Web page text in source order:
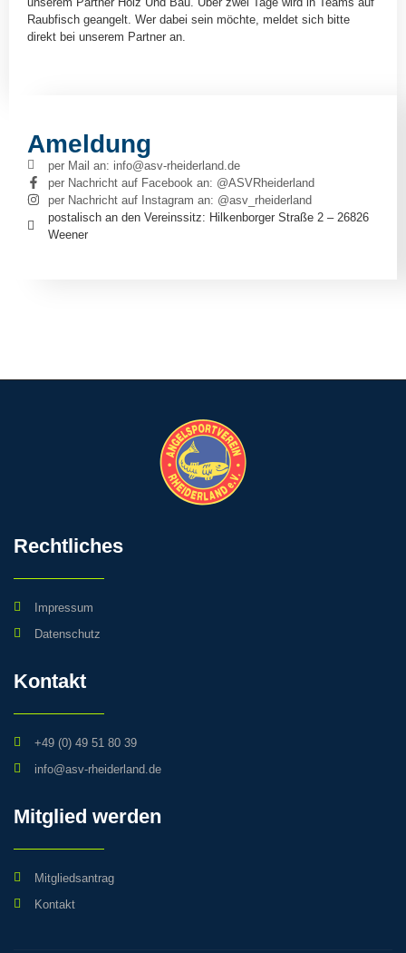
Raubfisch geangelt. Wer dabei sein möchte, meldet sich bitte
direkt bei unserem Partner an.
Ameldung
per Mail an: info@asv-rheiderland.de
per Nachricht auf Facebook an: @ASVRheiderland
per Nachricht auf Instagram an: @asv_rheiderland
postalisch an den Vereinssitz: Hilkenborger Straße 2 – 26826
Weener
Rechtliches
Impressum
Datenschutz
Kontakt
+49 (0) 49 51 80 39
info@asv-rheiderland.de
Mitglied werden
Mitgliedsantrag
Kontakt